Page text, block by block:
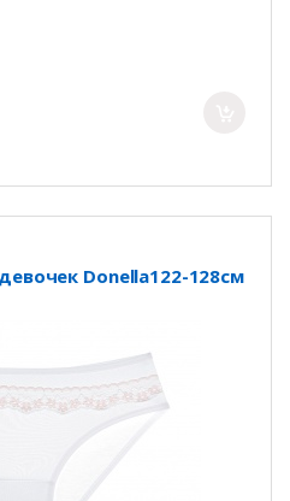
Donella122-128см